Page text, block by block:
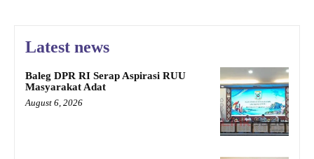
Latest news
Baleg DPR RI Serap Aspirasi RUU
Masyarakat Adat
August 6, 2026